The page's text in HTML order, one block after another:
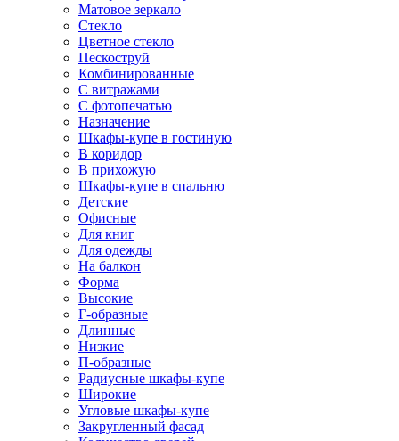
Матовое зеркало
Стекло
Цветное стекло
Пескоструй
Комбинированные
С витражами
С фотопечатью
Назначение
Шкафы-купе в гостиную
В коридор
В прихожую
Шкафы-купе в спальню
Детские
Офисные
Для книг
Для одежды
На балкон
Форма
Высокие
Г-образные
Длинные
Низкие
П-образные
Радиусные шкафы-купе
Широкие
Угловые шкафы-купе
Закругленный фасад